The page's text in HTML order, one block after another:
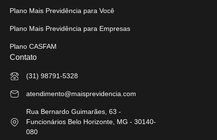
Plano Mais Previdência para Você
Plano Mais Previdência para Empresas
Plano CASFAM
Contato
(31) 98791-5328
atendimento@maisprevidencia.com
Rua Bernardo Guimarães, 63 -
Funcionários Belo Horizonte, MG - 30140-
080